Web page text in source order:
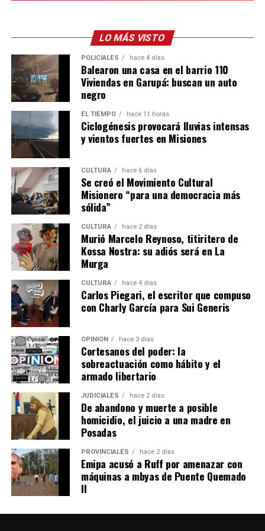
basada únicamente en la raza, fija cargas económicas
confiscatorias y habilita el secuestro policial de las
mascotas.
En el escrito, al que accedió
se solicitó además una
medida cautelar de no innovar para suspender de forma
inmediata las exigencias de chipeo arancelado, seguros
obligatorios y posibles decomisos mientras la justicia
resuelve la cuestión de fondo. Desde la entidad
bienestar animal y la economía de los hogares, por lo
que reclaman que, de mantenerse algún control
poblacional, este sea ético, universal y completamente
Ver esta publicación en Instagram
Una publicación compartida por Tamara Abigail (@patitas_misioneras)
LO MÁS VISTO
POLICIALES hace 4 días
Balearon una casa en el barrio 110
Viviendas en Garupá: buscan un auto
negro
EL TIEMPO hace 11 horas
Ciclogénesis provocará lluvias intensas
y vientos fuertes en Misiones
CULTURA hace 6 días
Se creó el Movimiento Cultural
Misionero “para una democracia más
sólida”
CULTURA hace 2 días
Murió Marcelo Reynoso, titiritero de
Kossa Nostra: su adiós será en La
Murga
CULTURA hace 4 días
Carlos Piegari, el escritor que compuso
con Charly García para Sui Generis
OPINIÓN hace 3 días
Cortesanos del poder: la
sobreactuación como hábito y el
armado libertario
JUDICIALES hace 2 días
De abandono y muerte a posible
homicidio, el juicio a una madre en
Posadas
PROVINCIALES hace 2 días
Emipa acusó a Ruff por amenazar con
máquinas a mbyas de Puente Quemado
II